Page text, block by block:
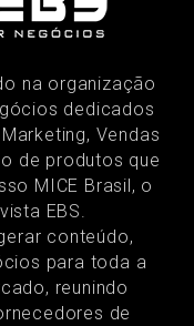
na organização
dedicados
Vendas
de produtos que
MICE Brasil, o
EBS.
conteúdo,
para toda a
reunindo
de